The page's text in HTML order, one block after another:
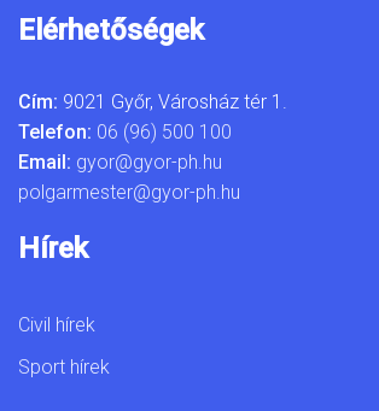
Elérhetőségek
Cím: 9021 Győr, Városház tér 1.
Telefon: 06 (96) 500 100
Email: gyor@gyor-ph.hu
polgarmester@gyor-ph.hu
Hírek
Civil hírek
Sport hírek